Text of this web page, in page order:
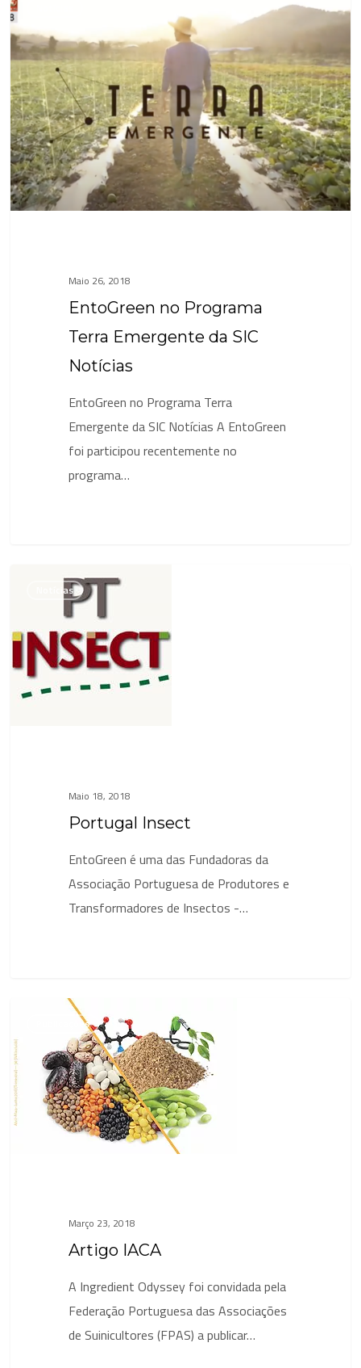
no
Programa
Terra
Emergente
da
SIC
Notícias
Maio 26, 2018
EntoGreen no Programa
Terra Emergente da SIC
Notícias
EntoGreen no Programa Terra
Emergente da SIC Notícias A EntoGreen
foi participou recentemente no
programa…
Notícias
Maio 18, 2018
Portugal Insect
EntoGreen é uma das Fundadoras da
Associação Portuguesa de Produtores e
Transformadores de Insectos -…
Publicações
Março 23, 2018
Artigo IACA
A Ingredient Odyssey foi convidada pela
Federação Portuguesa das Associações
de Suinicultores (FPAS) a publicar…